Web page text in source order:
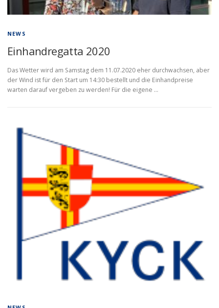
NEWS
Einhandregatta 2020
Das Wetter wird am Samstag dem 11.07.2020 eher durchwachsen, aber
der Wind ist für den Start um 14:30 bestellt und die Einhandpreise
warten darauf vergeben zu werden! Für die eigene …